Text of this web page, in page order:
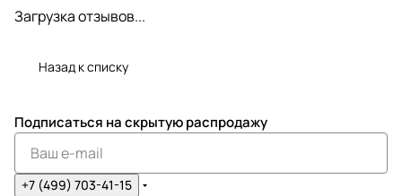
Загрузка отзывов...
Назад к списку
Подписаться на скрытую распродажу
+7 (499) 703-41-15